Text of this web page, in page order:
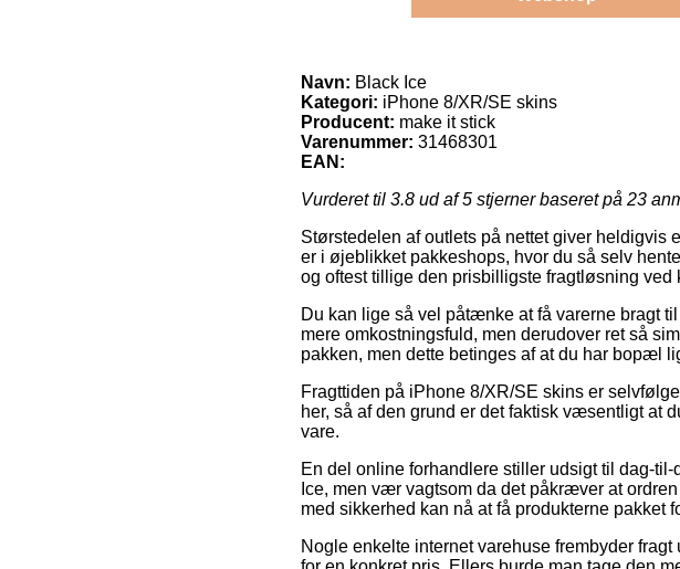
Navn: Black Ice
Kategori: iPhone 8/XR/SE skins
Producent: make it stick
Varenummer: 31468301
EAN:
Vurderet til 3.8 ud af 5 stjerner baseret på 23
Størstedelen af outlets på nettet giver heldigvis
er i øjeblikket pakkeshops, hvor du så selv
og oftest tillige den prisbilligste fragtløsning ved
Du kan lige så vel påtænke at få varerne bragt
mere omkostningsfuld, men derudover ret så
pakken, men dette betinges af at du har bopæl
Fragttiden på iPhone 8/XR/SE skins er
her, så af den grund er det faktisk væsentligt at
vare.
En del online forhandlere stiller udsigt til dag-
Ice, men vær vagtsom da det påkræver at
med sikkerhed kan nå at få produkterne pakket
Nogle enkelte internet varehuse frembyder